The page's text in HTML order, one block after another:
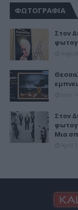
ΦΩΤΟΓΡΑΦΙΑ
Στον
Στον
Μια